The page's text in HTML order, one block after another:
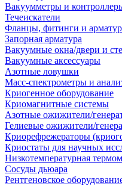
Вакуумметры и
Течеискатели
Фланцы, фитинги и
Запорная арматура
Вакуумные окна/двери и
Вакуумные аксессуары
Азотные ловушки
Масс-спектрометры и
Криогенное оборудование
Криомагнитные системы
Азотные ожижители/
Гелиевые ожижители/
Криорефрежераторы
Криостаты для научных
Низкотемпературная
Сосуды дьюара
Рентгеновское